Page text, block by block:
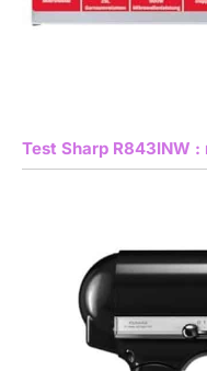
Test Sharp R843INW